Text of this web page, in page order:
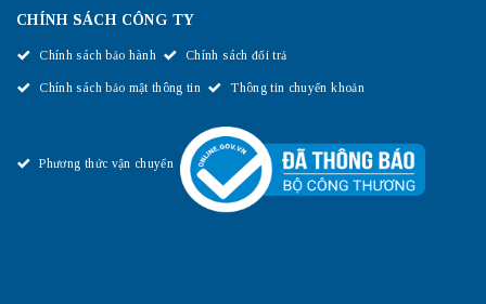
CHÍNH SÁCH CÔNG TY
Chính sách bảo hành Chính sách đổi trả
Chính sách bảo mật thông tin Thông tin chuyển khoản
Phương thức vận chuyển